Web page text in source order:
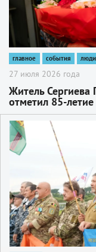
главное события люди
27 июля 2026 года
Житель
отметил 85-летие
2